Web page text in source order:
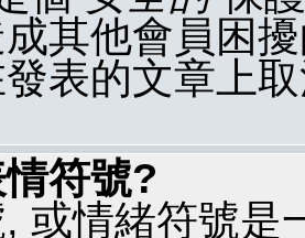
其他會員困
表的文章上
符號?
或情緒符號是